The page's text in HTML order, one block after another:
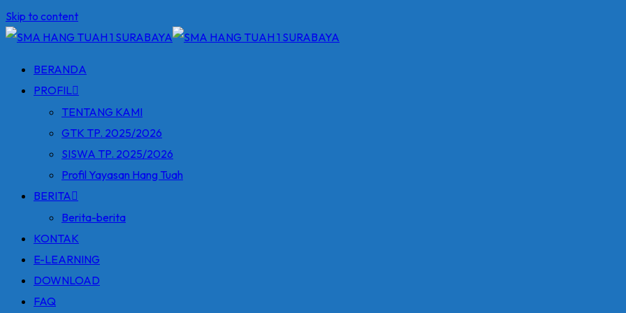
Skip to content
BERANDA
PROFIL
TENTANG KAMI
GTK TP. 2025/2026
SISWA TP. 2025/2026
Profil Yayasan Hang Tuah
BERITA
Berita-berita
KONTAK
E-LEARNING
DOWNLOAD
FAQ